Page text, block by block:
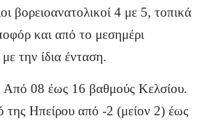
βορειοανατολικοί 4 με 5, τοπικά
και από το μεσημέρι
με την ίδια ένταση.
Από 08 έως 16 βαθμούς Κελσίου.
της Ηπείρου από -2 (μείον 2) έως